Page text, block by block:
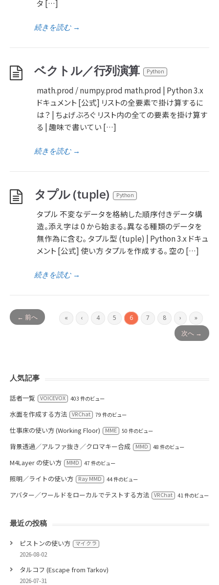
タ […]
続きを読む→
ベクトル／行列演算 Python
math.prod / numpy.prod math.prod | Python 3.x
ドキュメント [公式] リストの全要素で掛け算するに
は？ | ちょげぶろぐ リスト内の全ての要素を掛け算す
る | 趣味で書いてい […]
続きを読む→
タプル (tuple) Python
タプル 不変なデータを格納した順序付きデータ構
造。添え字は 0 から始まる。異なる種類のデータを
無作為に含む。 タプル型 (tuple) | Python 3.x ドキュ
メント [公式] 使い方 タプルを作成する。 空の […]
続きを読む→
← 前へ « ‹ 4 5 6 7 8 › »
次へ →
人気記事
話者一覧 VOICEVOX 403 件のビュー
水面を作成する方法 VRChat 79 件のビュー
仕事床の使い方 (Working Floor) MME 50 件のビュー
背景透過／アルファ抜き／クロマキー合成 MMD 48 件のビュー
M4Layer の使い方 MMD 47 件のビュー
照明／ライトの使い方 Ray MMD 44 件のビュー
アバター／ワールドをローカルでテストする方法 VRChat 41 件のビュー
最近の投稿
ピストンの使い方 マイクラ
2026-08-02
タルコフ (Escape from Tarkov)
2026-07-31